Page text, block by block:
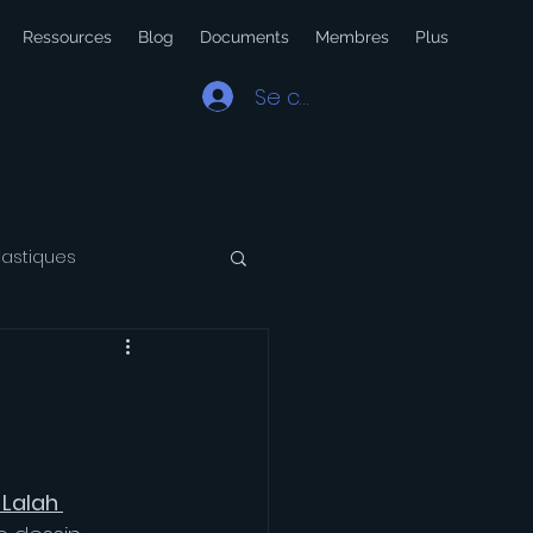
Ressources Blog Documents Membres Plus
Se connecter
Voyage